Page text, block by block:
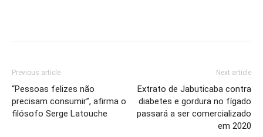
Previous article
“Pessoas felizes não
precisam consumir”, afirma o
filósofo Serge Latouche
Next article
Extrato de Jabuticaba contra
diabetes e gordura no fígado
passará a ser comercializado
em 2020